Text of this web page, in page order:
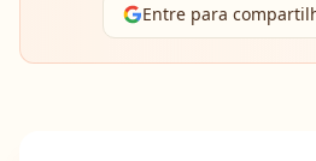
Entre para